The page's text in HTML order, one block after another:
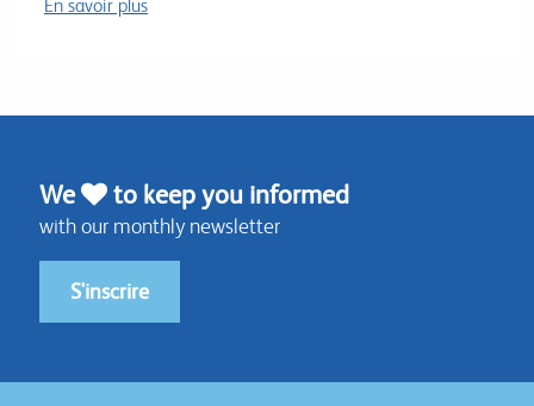
En savoir plus
We to keep you informed
with our monthly newsletter
S'inscrire